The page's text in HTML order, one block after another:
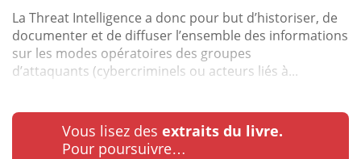
La Threat Intelligence a donc pour but d’historiser, de
documenter et de diffuser l’ensemble des informations
sur les modes opératoires des groupes
d’attaquants (cybercriminels ou acteurs liés à...
Vous lisez des extraits du livre.
Pour poursuivre…